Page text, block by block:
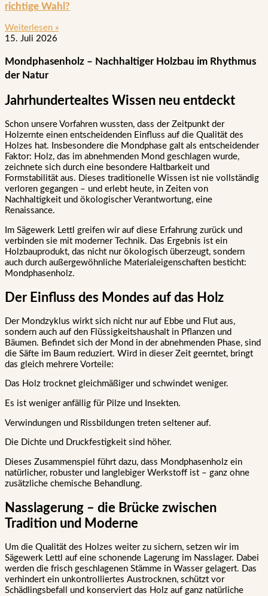
richtige Wahl?
Weiterlesen »
15. Juli 2026
Mondphasenholz – Nachhaltiger Holzbau im Rhythmus
der Natur
Jahrhundertealtes Wissen neu entdeckt
Schon unsere Vorfahren wussten, dass der Zeitpunkt der
Holzernte einen entscheidenden Einfluss auf die Qualität des
Holzes hat. Insbesondere die Mondphase galt als entscheidender
Faktor: Holz, das im abnehmenden Mond geschlagen wurde,
zeichnete sich durch eine besondere Haltbarkeit und
Formstabilität aus. Dieses traditionelle Wissen ist nie vollständig
verloren gegangen – und erlebt heute, in Zeiten von
Nachhaltigkeit und ökologischer Verantwortung, eine
Renaissance.
Im Sägewerk Lettl greifen wir auf diese Erfahrung zurück und
verbinden sie mit moderner Technik. Das Ergebnis ist ein
Holzbauprodukt, das nicht nur ökologisch überzeugt, sondern
auch durch außergewöhnliche Materialeigenschaften besticht:
Mondphasenholz.
Der Einfluss des Mondes auf das Holz
Der Mondzyklus wirkt sich nicht nur auf Ebbe und Flut aus,
sondern auch auf den Flüssigkeitshaushalt in Pflanzen und
Bäumen. Befindet sich der Mond in der abnehmenden Phase, sind
die Säfte im Baum reduziert. Wird in dieser Zeit geerntet, bringt
das gleich mehrere Vorteile:
Das Holz trocknet gleichmäßiger und schwindet weniger.
Es ist weniger anfällig für Pilze und Insekten.
Verwindungen und Rissbildungen treten seltener auf.
Die Dichte und Druckfestigkeit sind höher.
Dieses Zusammenspiel führt dazu, dass Mondphasenholz ein
natürlicher, robuster und langlebiger Werkstoff ist – ganz ohne
zusätzliche chemische Behandlung.
Nasslagerung – die Brücke zwischen
Tradition und Moderne
Um die Qualität des Holzes weiter zu sichern, setzen wir im
Sägewerk Lettl auf eine schonende Lagerung im Nasslager. Dabei
werden die frisch geschlagenen Stämme in Wasser gelagert. Das
verhindert ein unkontrolliertes Austrocknen, schützt vor
Schädlingsbefall und konserviert das Holz auf ganz natürliche